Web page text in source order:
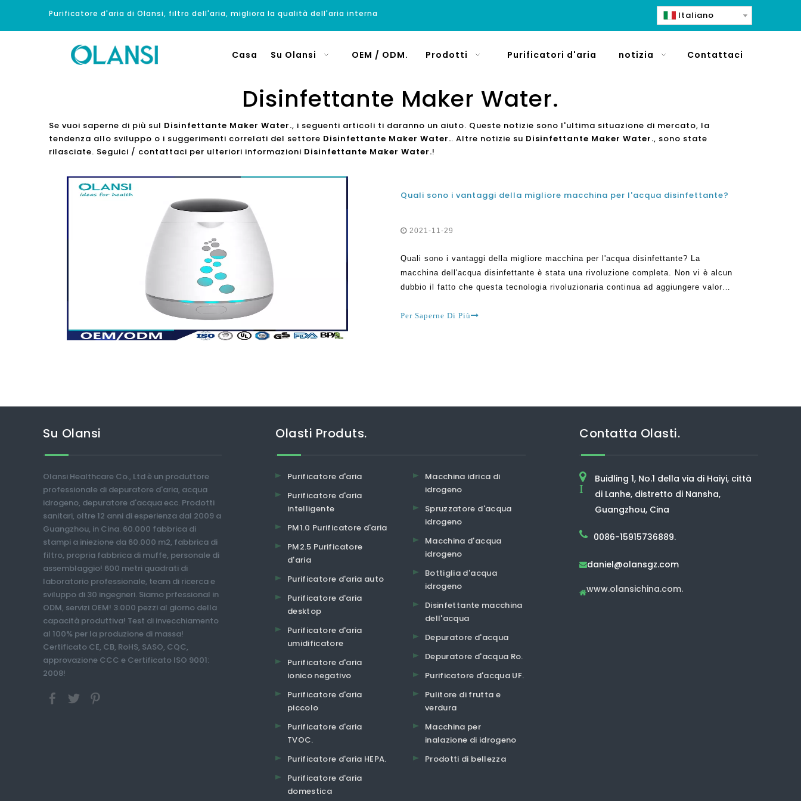
Purificatore d'aria di Olansi, filtro dell'aria, migliora la qualità dell'aria interna Italiano
Casa Su Olansi OEM / ODM. Prodotti Purificatori d'aria notizia Contattaci
Disinfettante Maker Water.
Se vuoi saperne di più sul Disinfettante Maker Water., i seguenti articoli ti daranno un aiuto. Queste notizie sono l'ultima situazione di mercato, la
tendenza allo sviluppo o i suggerimenti correlati del settore Disinfettante Maker Water.. Altre notizie su Disinfettante Maker Water., sono state
rilasciate. Seguici / contattaci per ulteriori informazioni Disinfettante Maker Water.!
Quali sono i vantaggi della migliore macchina per l'acqua disinfettante?
2021-11-29
Quali sono i vantaggi della migliore macchina per l'acqua disinfettante? La
macchina dell'acqua disinfettante è stata una rivoluzione completa. Non vi è alcun
dubbio il fatto che questa tecnologia rivoluzionaria continua ad aggiungere valore
consumando può essere c
Per Saperne Di Più
Su Olansi
Olansi Healthcare Co., Ltd è un produttore
professionale di depuratore d'aria, acqua
idrogeno, depuratore d'acqua ecc. Prodotti
sanitari, oltre 12 anni di esperienza dal 2009 a
Guangzhou, in Cina. 60.000 fabbrica di
stampi a iniezione da 60.000 m2, fabbrica di
filtro, propria fabbrica di muffe, personale di
assemblaggio! 600 metri quadrati di
laboratorio professionale, team di ricerca e
sviluppo di 30 ingegneri. Siamo prfessional in
ODM, servizi OEM! 3.000 pezzi al giorno della
capacità produttiva! Test di invecchiamento
al 100% per la produzione di massa!
Certificato CE, CB, RoHS, SASO, CQC,
approvazione CCC e Certificato ISO 9001:
2008!
Olasti Produts.
Purificatore d'aria
Purificatore d'aria
intelligente
PM1.0 Purificatore d'aria
PM2.5 Purificatore
d'aria
Purificatore d'aria auto
Purificatore d'aria
desktop
Purificatore d'aria
umidificatore
Purificatore d'aria
ionico negativo
Purificatore d'aria
piccolo
Purificatore d'aria
TVOC.
Purificatore d'aria HEPA.
Purificatore d'aria
domestica
Macchina idrica di
idrogeno
Spruzzatore d'acqua
idrogeno
Macchina d'acqua
idrogeno
Bottiglia d'acqua
idrogeno
Disinfettante macchina
dell'acqua
Depuratore d'acqua
Depuratore d'acqua Ro.
Purificatore d'acqua UF.
Pulitore di frutta e
verdura
Macchina per
inalazione di idrogeno
Prodotti di bellezza
Contatta Olasti.
I
Buidling 1, No.1 della via di Haiyi, città
di Lanhe, distretto di Nansha,
Guangzhou, Cina
0086-15915736889.
daniel@olansgz.com
www.olansichina.com.